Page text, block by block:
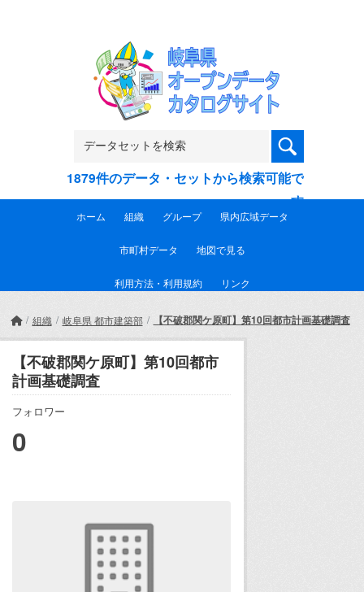
1879件のデータ・セットから検索可能で
す
ホーム 組織 グループ 県内広域データ
市町村データ 地図で見る
利用方法・利用規約 リンク
組織 岐阜県 都市建築部 【不破郡関ケ原町】第10回都市計画基礎調査
【不破郡関ケ原町】第10回都市
計画基礎調査
フォロワー
0